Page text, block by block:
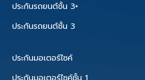
ประกันรถยนต์ชั้น 3+
ประกันรถยนต์ชั้น 3
ประกันมอเตอร์ไซค์